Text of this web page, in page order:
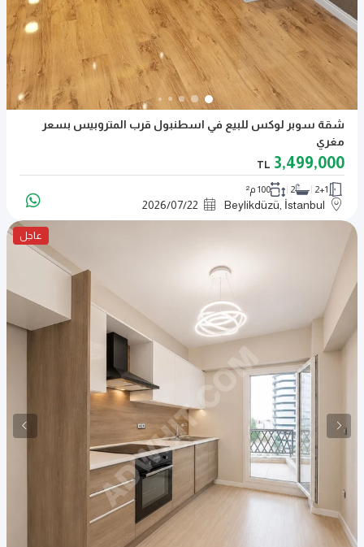
شقة سوبر لوكس للبيع في اسطنبول قرب المتروبيس بسعر
مغري
3,499,000
TL
2+1
2 100 م²
Beylikdüzü, İstanbul
2026/07/22
عاجل